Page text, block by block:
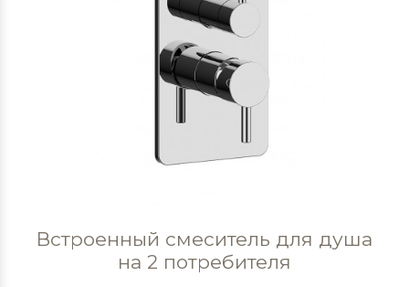
Встроенный смеситель для душа
на 2 потребителя